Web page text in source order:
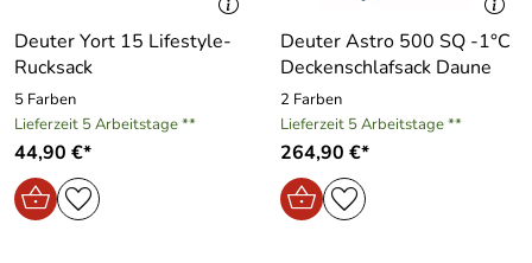
Deuter Yort 15 Lifestyle-
Rucksack
5 Farben
Lieferzeit 5 Arbeitstage **
44,90 €*
Deuter Astro 500 SQ -1°C
Deckenschlafsack Daune
2 Farben
Lieferzeit 5 Arbeitstage **
264,90 €*